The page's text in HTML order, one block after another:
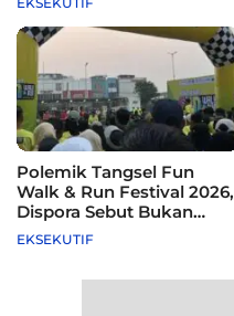
Polemik Tangsel Fun
Walk & Run Festival 2026,
Dispora Sebut Bukan
Agenda Pemkot
EKSEKUTIF